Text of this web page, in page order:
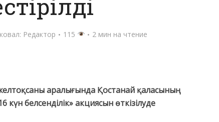
Редактор 115 2 мин на чтение
аралығында Қостанай қаласының
белсенділік» акциясын өткізілуде